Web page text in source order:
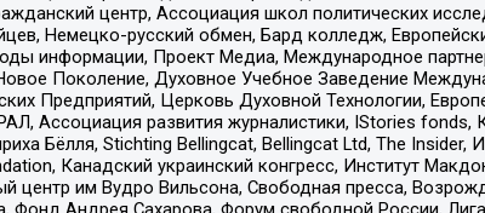
центр, Ассоциация школ политических
Немецко-русский обмен, Бард колледж,
информации, Проект Медиа, Международное
Поколение, Духовное Учебное Заведение
Предприятий, Церковь Духовной Технологии,
Ассоциация развития журналистики, IStories
Бёлля, Stichting Bellingcat, Bellingcat Ltd, The
Канадский украинский конгресс, Институт
центр им Вудро Вильсона, Свободная пресса,